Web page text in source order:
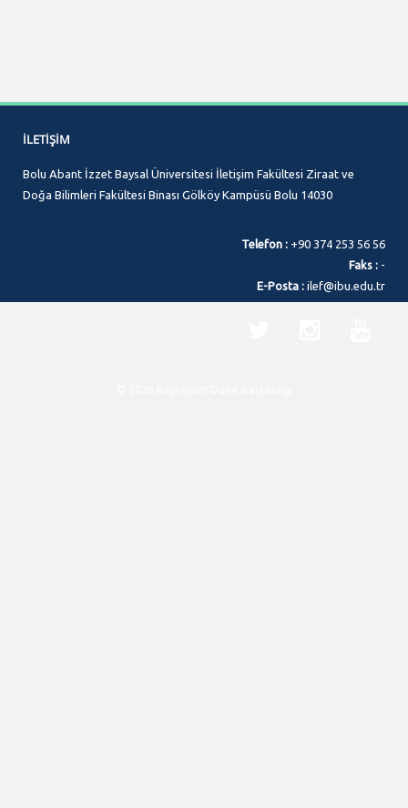
İLETIŞIM
Bolu Abant İzzet Baysal Üniversitesi İletişim Fakültesi Ziraat ve
Doğa Bilimleri Fakültesi Binası Gölköy Kampüsü Bolu 14030
Telefon : +90 374 253 56 56
Faks : -
E-Posta : ilef@ibu.edu.tr